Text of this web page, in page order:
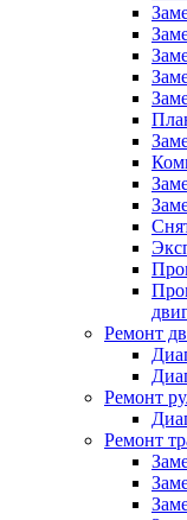
Ремонт
Ремонт
Ремонт